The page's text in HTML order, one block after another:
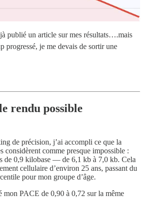
publié un article sur mes résultats….mais
progressé, je me devais de sortir une
rendu possible
de précision, j’ai accompli ce que la
considèrent comme presque impossible :
de 0,9 kilobase — de 6,1 kb à 7,0 kb. Cela
cellulaire d’environ 25 ans, passant du
pour mon groupe d’âge.
mon PACE de 0,90 à 0,72 sur la même